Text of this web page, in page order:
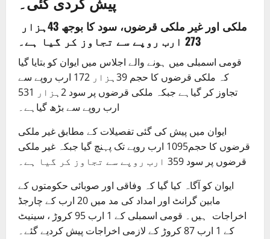
273 ارب روپے سے تجاوز کر گیا ہے۔
قومی اسمبلی میں ہونے والے اجلاس میں ایوان کو بتایا گیا
کہ ملکی قرضوں کا حجم 39ہزار 172 ارب روپے سے
تجاوز کر گیاہے جبکہ ملکی قرضوں پر سود 2ہزار 531
ارب روپے سے بڑھ گیاہے۔
ایوان میں پیش کی گئی تفصیلات کے مطابق غیر ملکی
قرضوں کا حجم1095 ارب روپے تک پہنچ گیا جبکہ غیر ملکی
قرضوں پر سود 359 ارب روپے سے تجاوز کر گیا ہے۔
ایوان کو آگاہ کیا گیا کہ وفاقی اور صوبائی حکومتوں کے
مابین گرانٹ اور امداد کی مد میں 20 ارب کے چارجڈ
اخراجات ہیں۔ قومی اسمبلی کے 1 ارب 95 کروڑ ، سینیٹ
کے 1 ارب 87 کروڑ کے لازمی اخراجات پیش کردیے گئے۔